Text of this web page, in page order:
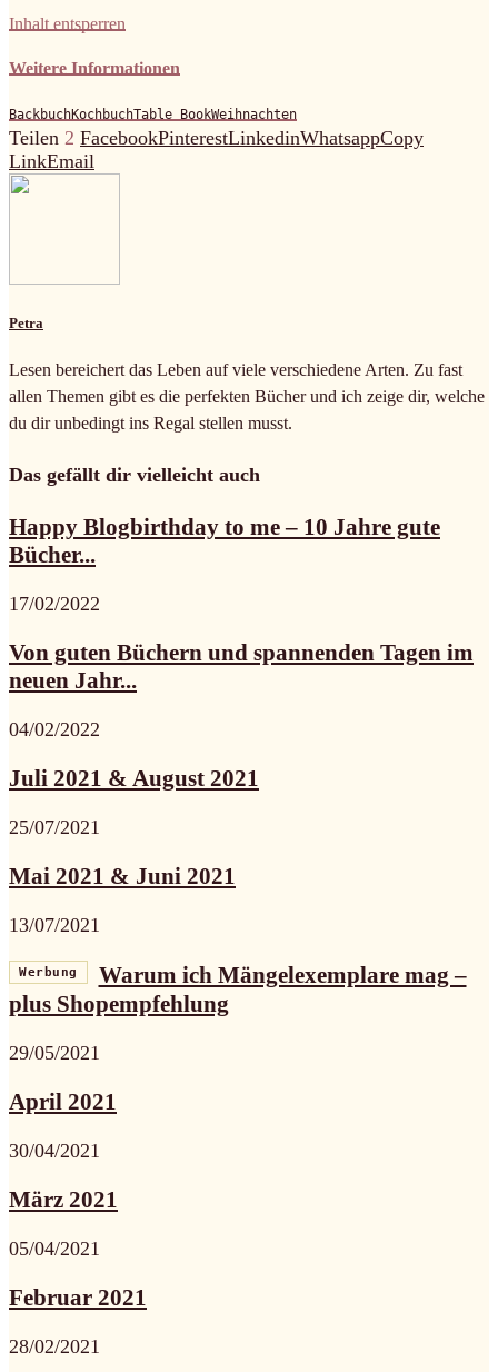
Inhalt entsperren
Weitere Informationen
BackbuchKochbuchTable BookWeihnachten
Teilen 2 FacebookPinterestLinkedinWhatsappCopy
LinkEmail
Petra
Lesen bereichert das Leben auf viele verschiedene Arten. Zu fast
allen Themen gibt es die perfekten Bücher und ich zeige dir, welche
du dir unbedingt ins Regal stellen musst.
Das gefällt dir vielleicht auch
Happy Blogbirthday to me – 10 Jahre gute
Bücher...
17/02/2022
Von guten Büchern und spannenden Tagen im
neuen Jahr...
04/02/2022
Juli 2021 & August 2021
25/07/2021
Mai 2021 & Juni 2021
13/07/2021
Werbung
Warum ich Mängelexemplare mag –
plus Shopempfehlung
29/05/2021
April 2021
30/04/2021
März 2021
05/04/2021
Februar 2021
28/02/2021